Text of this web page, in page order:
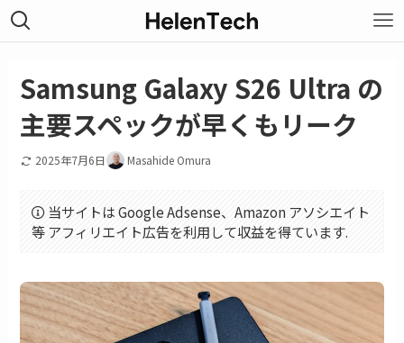
Samsung Galaxy S26 Ultra の
主要スペックが早くもリーク
2025年7月6日 Masahide Omura
当サイトは Google Adsense、Amazon アソシエイト
等 アフィリエイト広告を利用して収益を得ています.